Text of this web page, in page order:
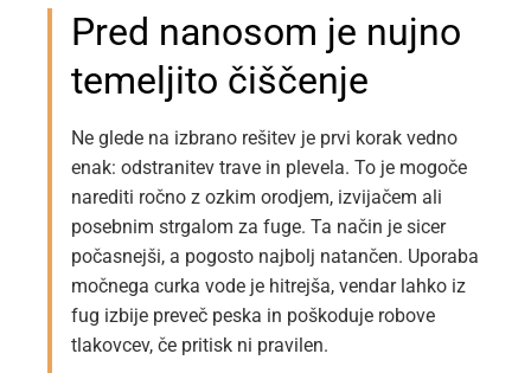
Pred nanosom je nujno
temeljito čiščenje
Ne glede na izbrano rešitev je prvi korak vedno
enak: odstranitev trave in plevela. To je mogoče
narediti ročno z ozkim orodjem, izvijačem ali
posebnim strgalom za fuge. Ta način je sicer
počasnejši, a pogosto najbolj natančen. Uporaba
močnega curka vode je hitrejša, vendar lahko iz
fug izbije preveč peska in poškoduje robove
tlakovcev, če pritisk ni pravilen.